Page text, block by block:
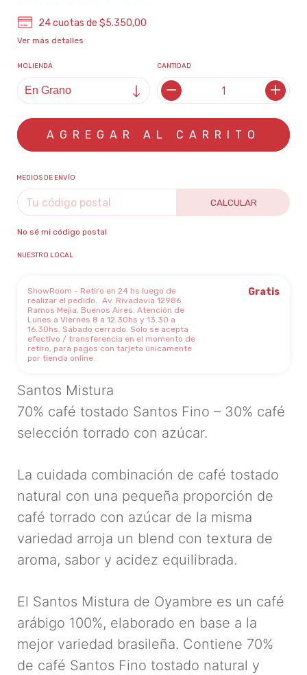
24cuotas de$5.350,00
Ver más detalles
MOLIENDA CANTIDAD
MEDIOS DE ENVÍO
CALCULAR
No sé mi código postal
NUESTRO LOCAL
ShowRoom - Retiro en 24 hs luego de
realizar el pedido. Av. Rivadavia 12986.
Ramos Mejia, Buenos Aires. Atención de
Lunes a Viernes 8 a 12.30hs y 13.30 a
16.30hs. Sábado cerrado. Solo se acepta
efectivo / transferencia en el momento de
retiro, para pagos con tarjeta únicamente
por tienda online.
Gratis
Santos Mistura
70% café tostado Santos Fino – 30% café
selección torrado con azúcar.
La cuidada combinación de café tostado
natural con una pequeña proporción de
café torrado con azúcar de la misma
variedad arroja un blend con textura de
aroma, sabor y acidez equilibrada.
El Santos Mistura de Oyambre es un café
arábigo 100%, elaborado en base a la
mejor variedad brasileña. Contiene 70%
de café Santos Fino tostado natural y